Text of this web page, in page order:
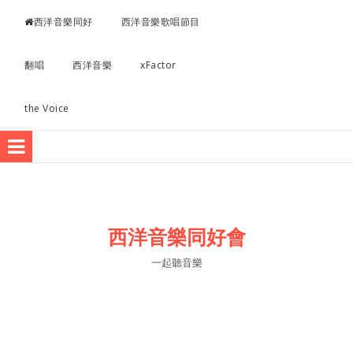
西洋音樂同好 西洋音樂歌唱節目
翻唱 西洋音樂 xFactor
the Voice
西洋音樂同好會
一起聽音樂